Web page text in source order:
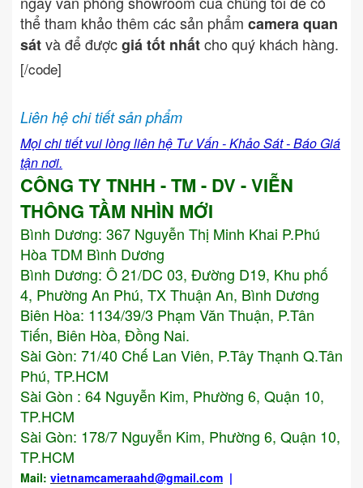
thể tham khảo thêm các sản phẩm camera quan
sátvà để đượcgiá tốt nhấtcho quý khách hàng.
[/code]
Liên hệ chi tiết sản phẩm
Mọi chi tiết vui lòng liên hệ Tư Vấn - Khảo Sát - Báo Giá
tận nơi.
CÔNG TY TNHH - TM - DV - VIỄN
THÔNG TẦM NHÌN MỚI
Bình Dương: 367 Nguyễn Thị Minh Khai P.Phú
Hòa TDM Bình Dương
Bình Dương: Ô 21/DC 03, Đường D19, Khu phố
4, Phường An Phú, TX Thuận An, Bình Dương
Biên Hòa: 1134/39/3 Phạm Văn Thuận, P.Tân
Tiến, Biên Hòa, Đồng Nai.
Sài Gòn: 71/40 Chế Lan Viên, P.Tây Thạnh Q.Tân
Phú, TP.HCM
Sài Gòn : 64 Nguyễn Kim, Phường 6, Quận 10,
TP.HCM
Sài Gòn: 178/7 Nguyễn Kim, Phường 6, Quận 10,
TP.HCM
Mail: vietnamcameraahd@gmail.com |